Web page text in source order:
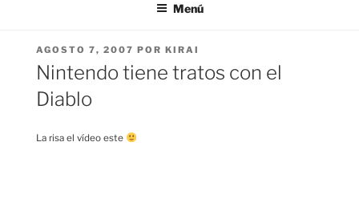
Menú
PUBLICADO
EL
AGOSTO 7, 2007 POR KIRAI
Nintendo tiene tratos con el
Diablo
La risa el vídeo este